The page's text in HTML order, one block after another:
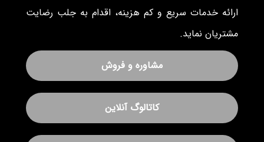
ارائه خدمات سریع و کم هزینه، اقدام به جلب رضایت
مشتریان نماید.
مشاوره و فروش
کاتالوگ آنلاین